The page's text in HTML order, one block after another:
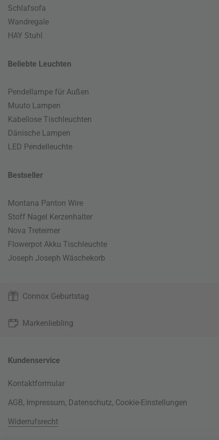
Schlafsofa
Wandregale
HAY Stuhl
Beliebte Leuchten
Pendellampe für Außen
Muuto Lampen
Kabellose Tischleuchten
Dänische Lampen
LED Pendelleuchte
Bestseller
Montana Panton Wire
Stoff Nagel Kerzenhalter
Nova Treteimer
Flowerpot Akku Tischleuchte
Joseph Joseph Wäschekorb
Connox Geburtstag
Markenliebling
Kundenservice
Kontaktformular
AGB, Impressum, Datenschutz, Cookie-Einstellungen
Widerrufsrecht